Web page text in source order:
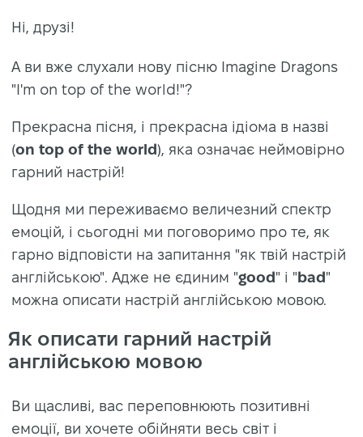
Hi, друзі!
А ви вже слухали нову пісню Imagine Dragons
"I'm on top of the world!"?
Прекрасна пісня, і прекрасна ідіома в назві
(on top of the world), яка означає неймовірно
гарний настрій!
Щодня ми переживаємо величезний спектр
емоцій, і сьогодні ми поговоримо про те, як
гарно відповісти на запитання "як твій настрій
англійською". Адже не єдиним "good" і "bad"
можна описати настрій англійською мовою.
Як описати гарний настрій
англійською мовою
Ви щасливі, вас переповнюють позитивні
емоції, ви хочете обійняти весь світ і